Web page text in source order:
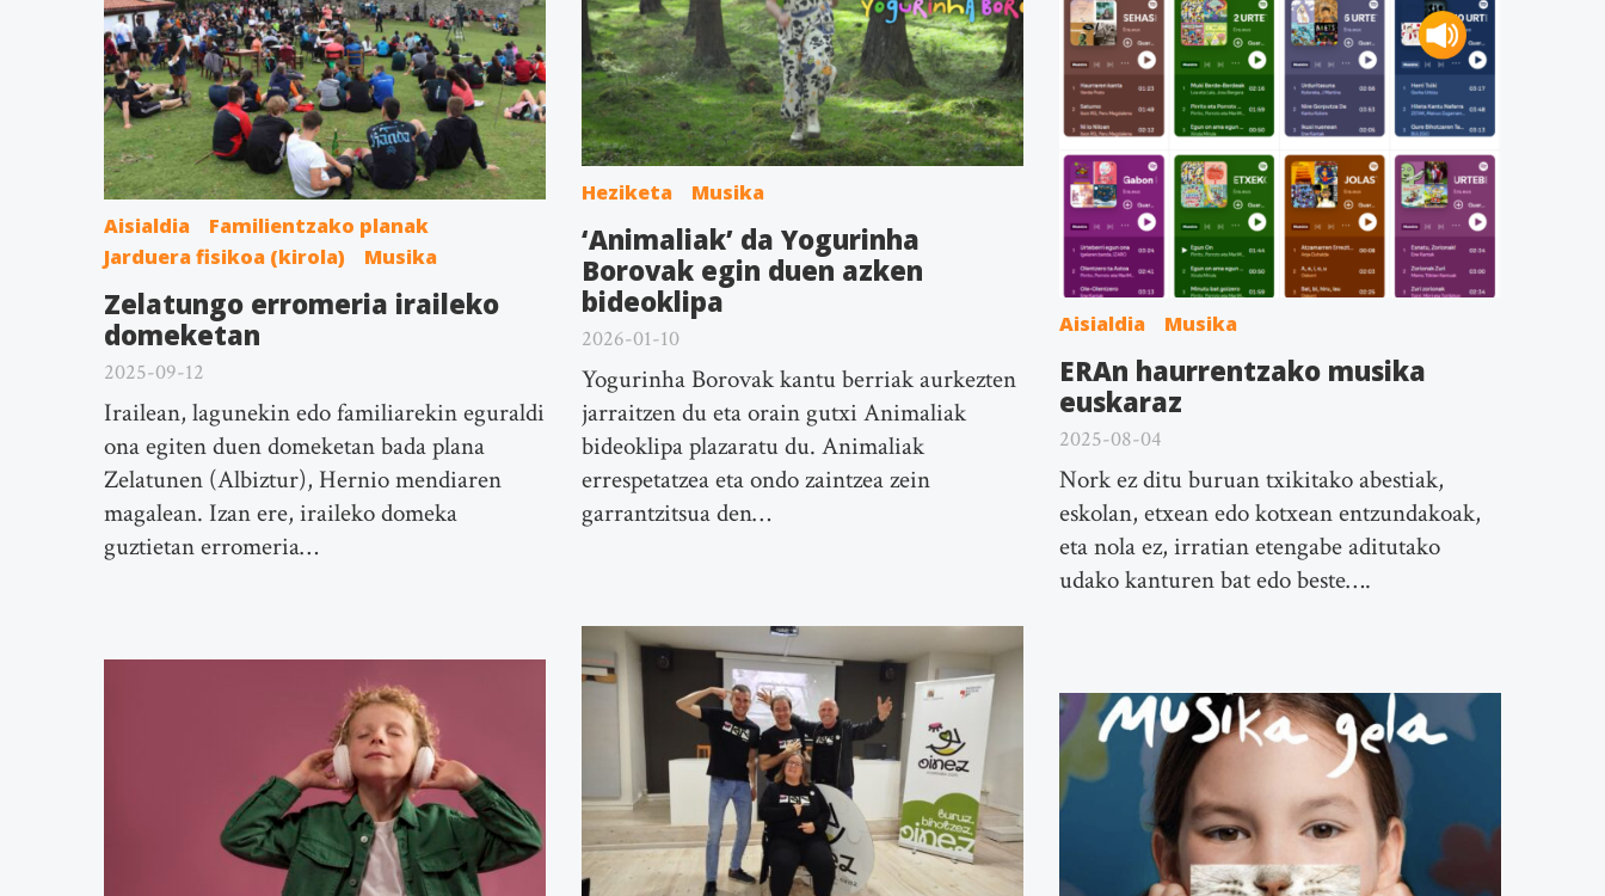
Heziketa Musika
‘Animaliak’ da Yogurinha
Borovak egin duen azken
bideoklipa
2026-01-10
Yogurinha Borovak kantu berriak aurkezten
jarraitzen du eta orain gutxi Animaliak
bideoklipa plazaratu du. Animaliak
errespetatzea eta ondo zaintzea zein
garrantzitsua den…
Aisialdia
Familientzako planak
Jarduera fisikoa (kirola)
Musika
Zelatungo erromeria iraileko
domeketan
2025-09-12
Irailean, lagunekin edo familiarekin eguraldi
ona egiten duen domeketan bada plana
Zelatunen (Albiztur), Hernio mendiaren
magalean. Izan ere, iraileko domeka
guztietan erromeria…
Aisialdia Musika
ERAn haurrentzako musika
euskaraz
2025-08-04
Nork ez ditu buruan txikitako abestiak,
eskolan, etxean edo kotxean entzundakoak,
eta nola ez, irratian etengabe aditutako
udako kanturen bat edo beste….